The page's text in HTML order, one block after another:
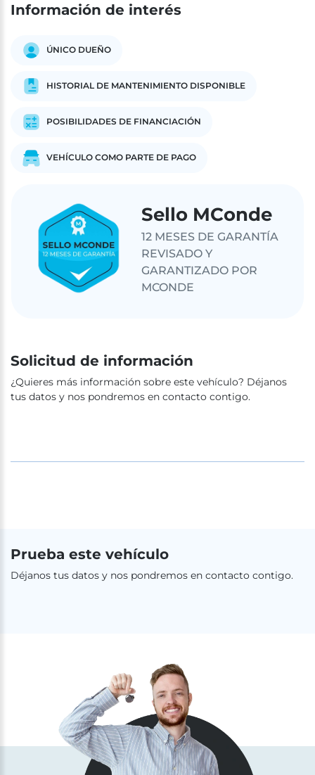
Información de interés
ÚNICO DUEÑO
HISTORIAL DE MANTENIMIENTO DISPONIBLE
POSIBILIDADES DE FINANCIACIÓN
VEHÍCULO COMO PARTE DE PAGO
Sello MConde
12 MESES DE GARANTÍA
REVISADO Y
GARANTIZADO POR
MCONDE
Solicitud de información
¿Quieres más información sobre este vehículo? Déjanos
tus datos y nos pondremos en contacto contigo.
Prueba este vehículo
Déjanos tus datos y nos pondremos en contacto contigo.